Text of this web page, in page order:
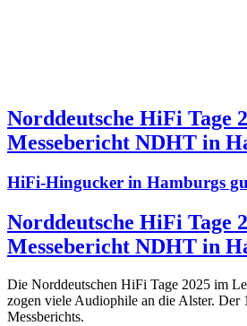
Norddeutsche HiFi Tage
Messebericht NDHT in
HiFi-Hingucker in Hamburgs
Norddeutsche HiFi Tage
Messebericht NDHT in
Die Norddeutschen HiFi Tage 2025 im
zogen viele Audiophile an die Alster. Der
Messberichts.